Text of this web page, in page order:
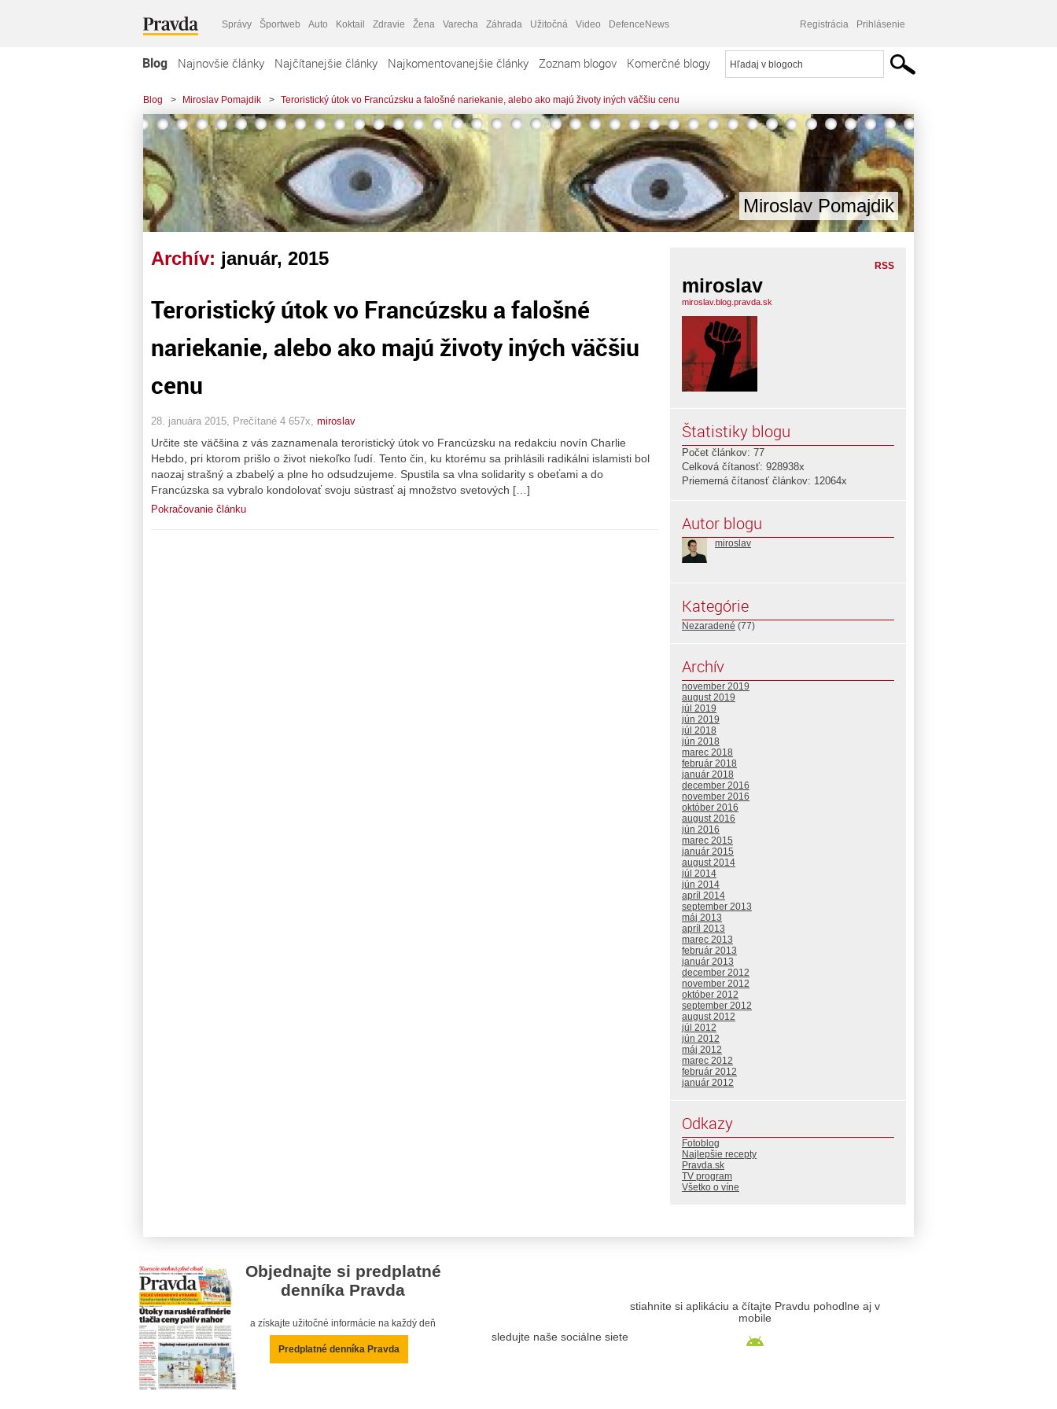
Správy Športweb Auto Koktail Zdravie Žena Varecha Záhrada Užitočná Video DefenceNews Registrácia Prihlásenie
Blog Najnovšie články Najčítanejšie články Najkomentovanejšie články Zoznam blogov Komerčné blogy
Blog > Miroslav Pomajdik > Teroristický útok vo Francúzsku a falošné nariekanie, alebo ako majú životy iných väčšiu cenu
Miroslav Pomajdik
Archív: január, 2015
Teroristický útok vo Francúzsku a falošné
nariekanie, alebo ako majú životy iných väčšiu
cenu
28. januára 2015, Prečítané 4 657x, miroslav
Určite ste väčšina z vás zaznamenala teroristický útok vo Francúzsku na redakciu novín Charlie
Hebdo, pri ktorom prišlo o život niekoľko ľudí. Tento čin, ku ktorému sa prihlásili radikálni islamisti bol
naozaj strašný a zbabelý a plne ho odsudzujeme. Spustila sa vlna solidarity s obeťami a do
Francúzska sa vybralo kondolovať svoju sústrasť aj množstvo svetových […]
Pokračovanie článku
RSS
miroslav
miroslav.blog.pravda.sk
Štatistiky blogu
Počet článkov: 77
Celková čítanosť: 928938x
Priemerná čítanosť článkov: 12064x
Autor blogu
miroslav
Kategórie
Nezaradené (77)
Archív
november 2019
august 2019
júl 2019
jún 2019
júl 2018
jún 2018
marec 2018
február 2018
január 2018
december 2016
november 2016
október 2016
august 2016
jún 2016
marec 2015
január 2015
august 2014
júl 2014
jún 2014
apríl 2014
september 2013
máj 2013
apríl 2013
marec 2013
február 2013
január 2013
december 2012
november 2012
október 2012
september 2012
august 2012
júl 2012
jún 2012
máj 2012
marec 2012
február 2012
január 2012
Odkazy
Fotoblog
Najlepšie recepty
Pravda.sk
TV program
Všetko o víne
Objednajte si predplatné
denníka Pravda
a získajte užitočné informácie na každý deň
Predplatné denníka Pravda
sledujte naše sociálne siete
stiahnite si aplikáciu a čítajte Pravdu pohodlne aj v
mobile